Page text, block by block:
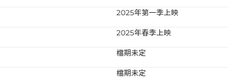
2025年第一季上映
2025年春季上映
檔期未定
檔期未定